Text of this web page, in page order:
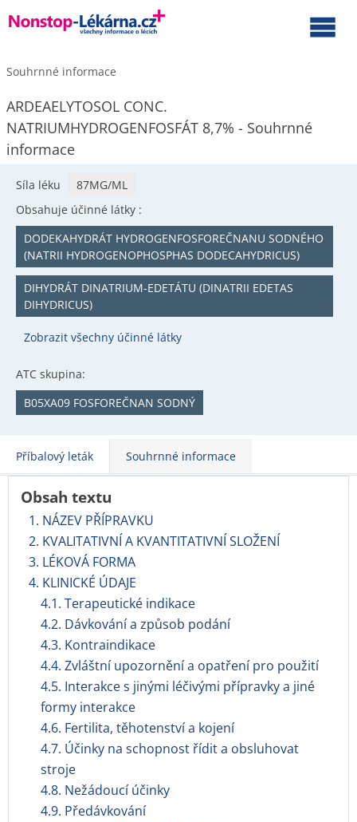
Souhrnné informace
ARDEAELYTOSOL CONC.
NATRIUMHYDROGENFOSFÁT 8,7% - Souhrnné
informace
Síla léku
87MG/ML
Obsahuje účinné látky :
DODEKAHYDRÁT HYDROGENFOSFOREČNANU SODNÉHO
(NATRII HYDROGENOPHOSPHAS DODECAHYDRICUS)
DIHYDRÁT DINATRIUM-EDETÁTU (DINATRII EDETAS
DIHYDRICUS)
Zobrazit všechny účinné látky
ATC skupina:
B05XA09 FOSFOREČNAN SODNÝ
Příbalový leták Souhrnné informace
Obsah textu
1. NÁZEV PŘÍPRAVKU
2. KVALITATIVNÍ A KVANTITATIVNÍ SLOŽENÍ
3. LÉKOVÁ FORMA
4. KLINICKÉ ÚDAJE
4.1. Terapeutické indikace
4.2. Dávkování a způsob podání
4.3. Kontraindikace
4.4. Zvláštní upozornění a opatření pro použití
4.5. Interakce s jinými léčivými přípravky a jiné
formy interakce
4.6. Fertilita, těhotenství a kojení
4.7. Účinky na schopnost řídit a obsluhovat
stroje
4.8. Nežádoucí účinky
4.9. Předávkování